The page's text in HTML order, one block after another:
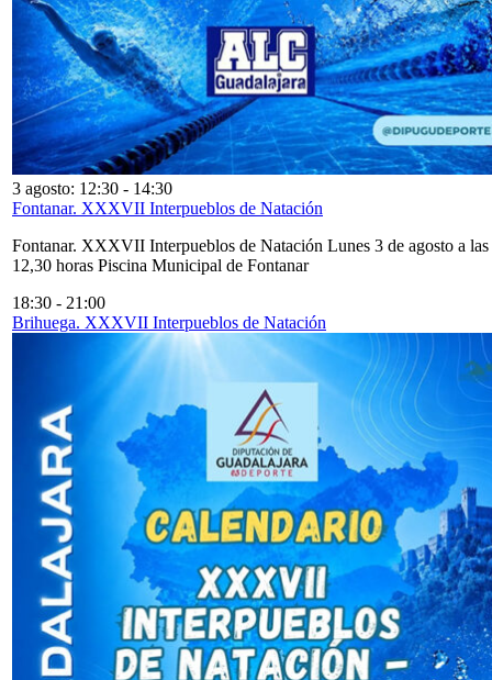
3 agosto: 12:30 - 14:30
Fontanar. XXXVII Interpueblos de Natación
Fontanar. XXXVII Interpueblos de Natación Lunes 3 de agosto a las
12,30 horas Piscina Municipal de Fontanar
18:30 - 21:00
Brihuega. XXXVII Interpueblos de Natación